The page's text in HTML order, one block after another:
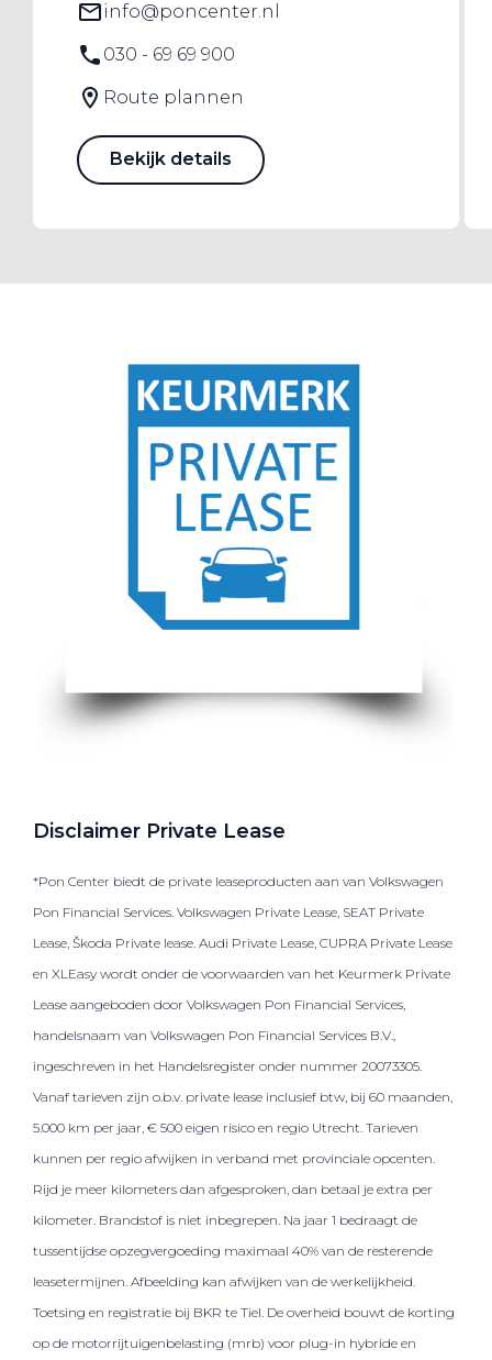
info@poncenter.nl
030 - 69 69 900
Route plannen
Bekijk details
Disclaimer Private Lease
*Pon Center biedt de private leaseproducten aan van Volkswagen
Pon Financial Services. Volkswagen Private Lease, SEAT Private
Lease, Škoda Private lease. Audi Private Lease, CUPRA Private Lease
en XLEasy wordt onder de voorwaarden van het Keurmerk Private
Lease aangeboden door Volkswagen Pon Financial Services,
handelsnaam van Volkswagen Pon Financial Services B.V.,
ingeschreven in het Handelsregister onder nummer 20073305.
Vanaf tarieven zijn o.b.v. private lease inclusief btw, bij 60 maanden,
5.000 km per jaar, € 500 eigen risico en regio Utrecht. Tarieven
kunnen per regio afwijken in verband met provinciale opcenten.
Rijd je meer kilometers dan afgesproken, dan betaal je extra per
kilometer. Brandstof is niet inbegrepen. Na jaar 1 bedraagt de
tussentijdse opzegvergoeding maximaal 40% van de resterende
leasetermijnen. Afbeelding kan afwijken van de werkelijkheid.
Toetsing en registratie bij BKR te Tiel. De overheid bouwt de korting
op de motorrijtuigenbelasting (mrb) voor plug-in hybride en